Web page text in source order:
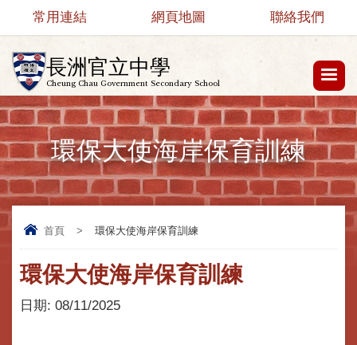
長洲官立中學
Cheung Chau Government Secondary School
常用連結 網頁地圖 聯絡我們
環保大使海岸保育訓練
首頁 > 環保大使海岸保育訓練
環保大使海岸保育訓練
日期: 08/11/2025